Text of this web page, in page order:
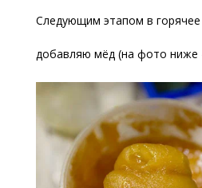
Следующим этапом в
добавляю мёд (на фото